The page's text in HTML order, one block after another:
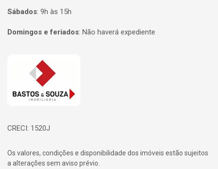
Sábados: 9h às 15h
Domingos e feriados: Não haverá expediente
Página inicial
CRECI: 1520J
Os valores, condições e disponibilidade dos imóveis estão sujeitos
a alterações sem aviso prévio.